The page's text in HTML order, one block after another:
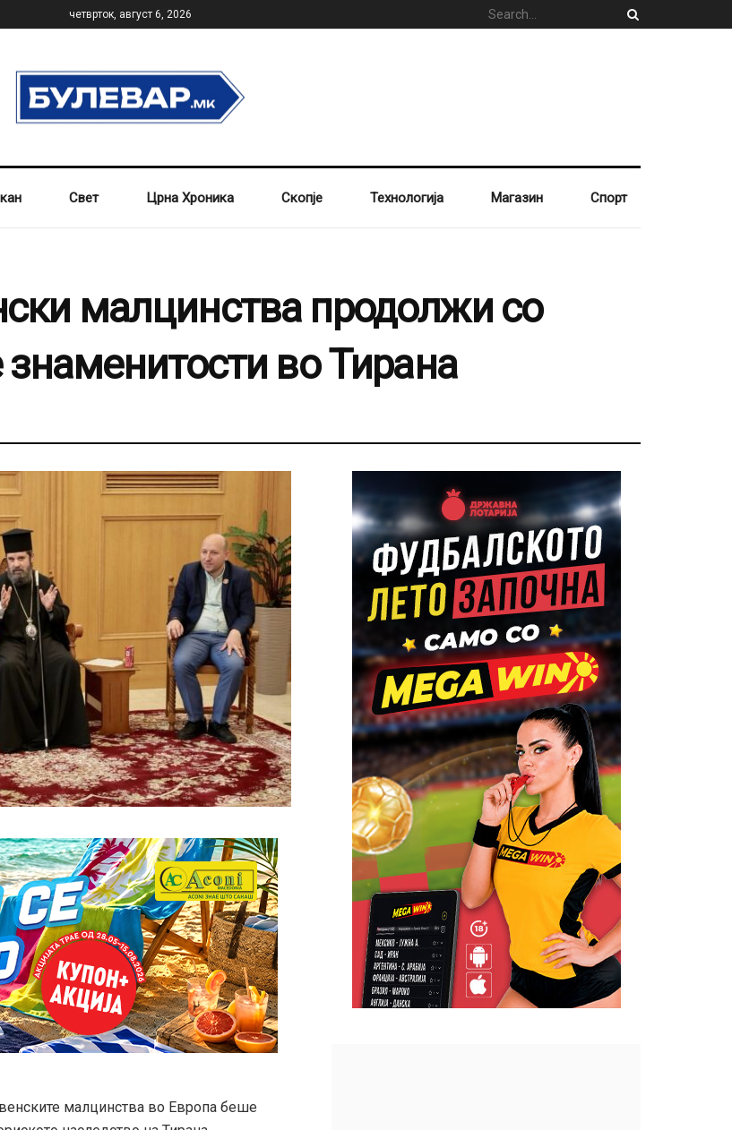
четврток, август 6, 2026
Свет Црна Хроника Скопје Технологија Магазин Спорт
малцинства продолжи со
знаменитости во Тирана
малцинства во Европа беше